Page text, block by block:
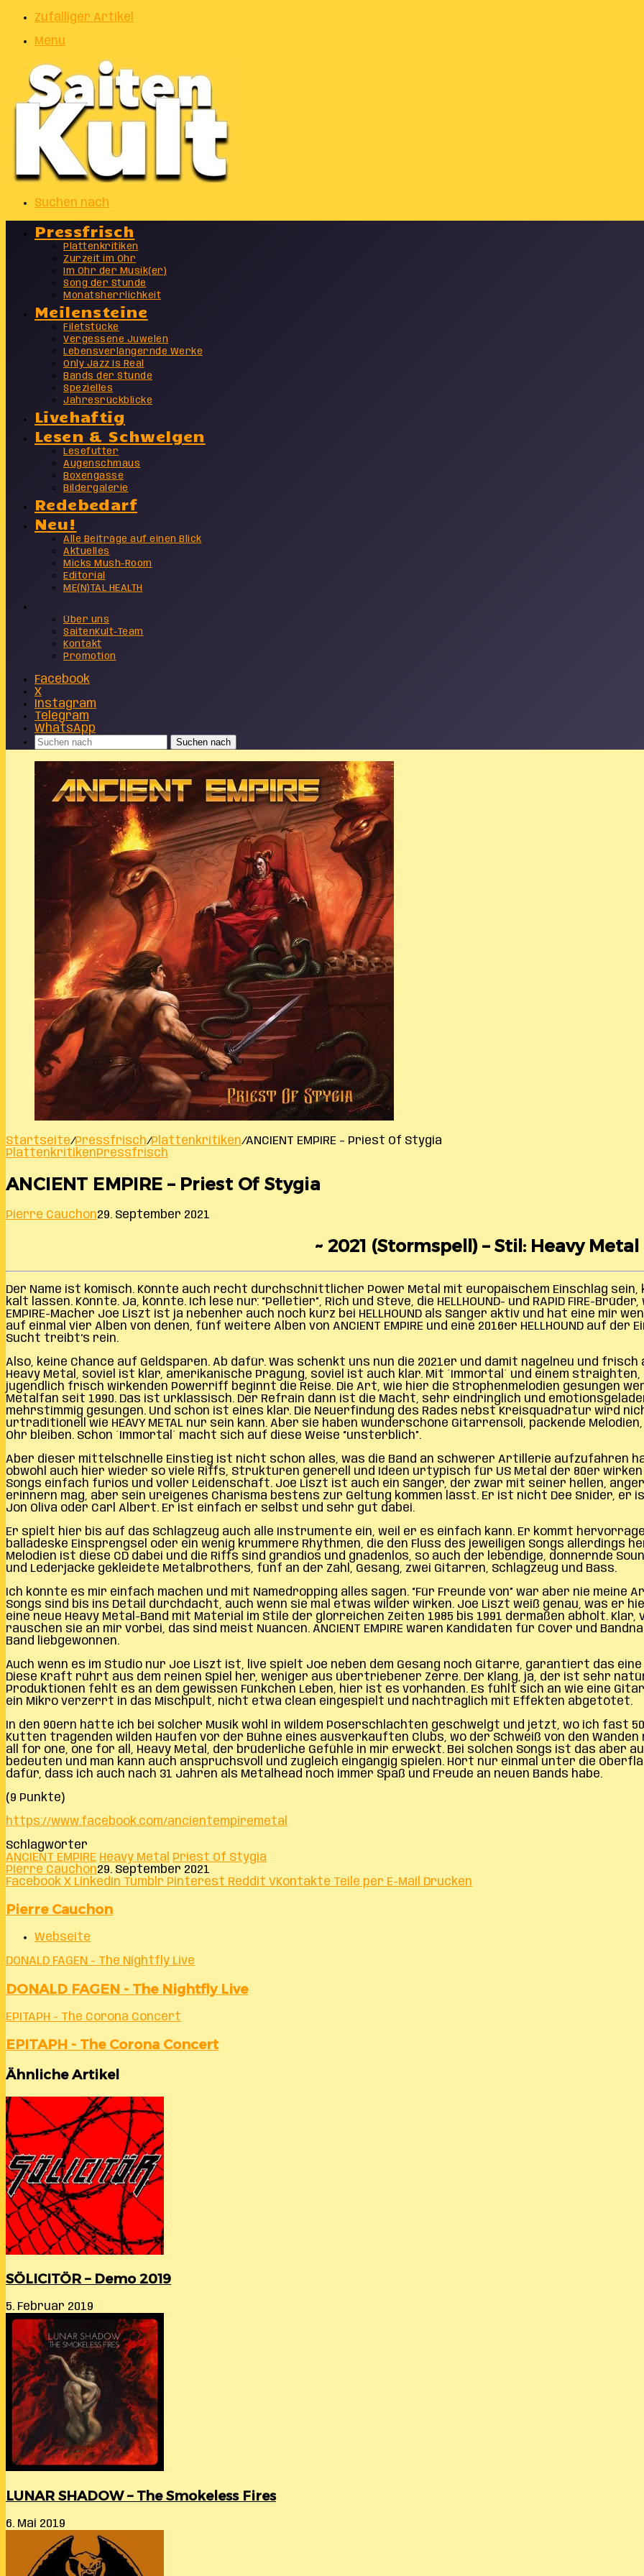
Zufälliger Artikel
Menu
Suchen nach
Pressfrisch
Plattenkritiken
Zurzeit im Ohr
Im Ohr der Musik(er)
Song der Stunde
Monatsherrlichkeit
Meilensteine
Filetstücke
Vergessene Juwelen
Lebensverlängernde Werke
Only Jazz Is Real
Bands der Stunde
Spezielles
Jahresrückblicke
Livehaftig
Lesen & Schwelgen
Lesefutter
Augenschmaus
Boxengasse
Bildergalerie
Redebedarf
Neu!
Alle Beiträge auf einen Blick
Aktuelles
Micks Mush-Room
Editorial
ME(N)TAL HEALTH
Über uns
SaitenKult-Team
Kontakt
Promotion
Facebook
X
Instagram
Telegram
WhatsApp
Suchen nach
Startseite/Pressfrisch/Plattenkritiken/ANCIENT EMPIRE – Priest Of Stygia
PlattenkritikenPressfrisch
ANCIENT EMPIRE – Priest Of Stygia
Pierre Cauchon29. September 2021
~ 2021 (Stormspell) – Stil: Heavy Metal
Der Name ist komisch. Könnte auch recht durchschnittlicher Power Metal mit europäischem Einschlag
kalt lassen. Könnte. Ja, könnte. Ich lese nur: “Pelletier”, Rich und Steve, die HELLHOUND- und RAPID FIRE-
EMPIRE-Macher Joe Liszt ist ja nebenher auch noch kurz bei HELLHOUND als Sänger aktiv und hat eine mir
auf einmal vier Alben von denen, fünf weitere Alben von ANCIENT EMPIRE und eine 2016er HELLHOUND auf
Sucht treibt‘s rein.
Also, keine Chance auf Geldsparen. Ab dafür. Was schenkt uns nun die 2021er und damit nagelneu und
Heavy Metal, soviel ist klar, amerikanische Prägung, soviel ist auch klar. Mit ´Immortal´ und einem
jugendlich frisch wirkenden Powerriff beginnt die Reise. Die Art, wie hier die Strophenmelodien gesungen
Metalfan seit 1990. Das ist urklassisch. Der Refrain dann ist die Macht, sehr eindringlich und
mehrstimmig gesungen. Und schon ist eines klar. Die Neuerfindung des Rades nebst Kreisquadratur wird nicht
urtraditionell wie HEAVY METAL nur sein kann. Aber sie haben wunderschöne Gitarrensoli, packende
Ohr bleiben. Schon ´Immortal´ macht sich auf diese Weise “unsterblich”.
Aber dieser mittelschnelle Einstieg ist nicht schon alles, was die Band an schwerer Artillerie aufzufahren
obwohl auch hier wieder so viele Riffs, Strukturen generell und Ideen urtypisch für US Metal der 80er wirken
Songs einfach furios und voller Leidenschaft. Joe Liszt ist auch ein Sänger, der zwar mit seiner hellen,
erinnern mag, aber sein ureigenes Charisma bestens zur Geltung kommen lässt. Er ist nicht Dee Snider,
Jon Oliva oder Carl Albert. Er ist einfach er selbst und sehr gut dabei.
Er spielt hier bis auf das Schlagzeug auch alle Instrumente ein, weil er es einfach kann. Er kommt
balladeske Einsprengsel oder ein wenig krummere Rhythmen, die den Fluss des jeweiligen Songs allerdings
Melodien ist diese CD dabei und die Riffs sind grandios und gnadenlos, so auch der lebendige, donnernde
und Lederjacke gekleidete Metalbrothers, fünf an der Zahl, Gesang, zwei Gitarren, Schlagzeug und Bass.
Ich könnte es mir einfach machen und mit Namedropping alles sagen. “Für Freunde von” war aber nie meine
Songs sind bis ins Detail durchdacht, auch wenn sie mal etwas wilder wirken. Joe Liszt weiß genau, was er
eine neue Heavy Metal-Band mit Material im Stile der glorreichen Zeiten 1985 bis 1991 dermaßen abholt.
rauschen sie an mir vorbei, das sind meist Nuancen. ANCIENT EMPIRE wären Kandidaten für Cover und
Band liebgewonnen.
Auch wenn es im Studio nur Joe Liszt ist, live spielt Joe neben dem Gesang noch Gitarre, garantiert das
Diese Kraft rührt aus dem reinen Spiel her, weniger aus übertriebener Zerre. Der Klang, ja, der ist sehr
Produktionen fehlt es an dem gewissen Fünkchen Leben, hier ist es vorhanden. Es fühlt sich an wie eine
ein Mikro verzerrt in das Mischpult, nicht etwa clean eingespielt und nachträglich mit Effekten abgetötet.
In den 90ern hätte ich bei solcher Musik wohl in wildem Poserschlachten geschwelgt und jetzt, wo ich fast
Kutten tragenden wilden Haufen vor der Bühne eines ausverkauften Clubs, wo der Schweiß von den
all for one, one for all, Heavy Metal, der brüderliche Gefühle in mir erweckt. Bei solchen Songs ist das aber
bedeuten und man kann auch anspruchsvoll und zugleich eingängig spielen. Hört nur einmal unter die
dafür, dass ich auch nach 31 Jahren als Metalhead noch immer Spaß und Freude an neuen Bands habe.
(9 Punkte)
https://www.facebook.com/ancientempiremetal
Schlagwörter
ANCIENT EMPIRE Heavy Metal
Priest Of Stygia
Pierre Cauchon29. September 2021
Facebook X LinkedIn Tumblr Pinterest Reddit VKontakte Teile per E-Mail Drucken
Pierre Cauchon
Webseite
DONALD FAGEN - The Nightfly Live
DONALD FAGEN - The Nightfly Live
EPITAPH - The Corona Concert
EPITAPH - The Corona Concert
Ähnliche Artikel
SÖLICITÖR – Demo 2019
5. Februar 2019
LUNAR SHADOW – The Smokeless Fires
6. Mai 2019